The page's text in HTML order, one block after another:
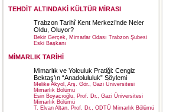
TEHDİT ALTINDAKİ KÜLTÜR MİRASI
Trabzon Tarihî Kent Merkezi’nde Neler
Oldu, Oluyor?
Bekir Gerçek, Mimarlar Odası Trabzon Şubesi
Eski Başkanı
MİMARLIK TARİHİ
Mimarlık ve Yolculuk Pratiği: Cengiz
Bektaş’ın “Anadolululuk” Söylemi
Melike Akyol, Arş. Gör., Gazi Üniversitesi
Mimarlık Bölümü
Esin Boyacıoğlu, Prof. Dr., Gazi Üniversitesi
Mimarlık Bölümü
T. Elvan Altan, Prof. Dr., ODTÜ Mimarlık Bölümü